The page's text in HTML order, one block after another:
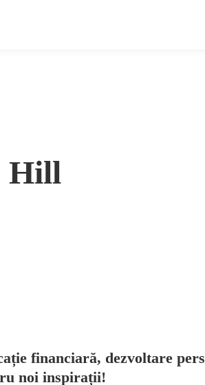
Hill
financiară, dezvoltare
noi inspirații!